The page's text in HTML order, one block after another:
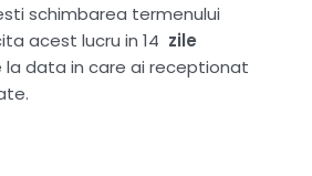
schimbarea termenului
acest lucru in 14 zile
la data in care ai receptionat